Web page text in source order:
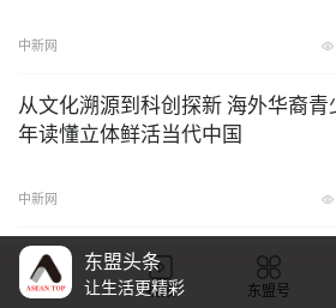
中新网
从文化溯源到科创探新 海外华裔青
年读懂立体鲜活当代中国
中新网
【视频】中国河北雄安人工智能实
东盟头条
让生活更精彩
首页 视频 东盟号